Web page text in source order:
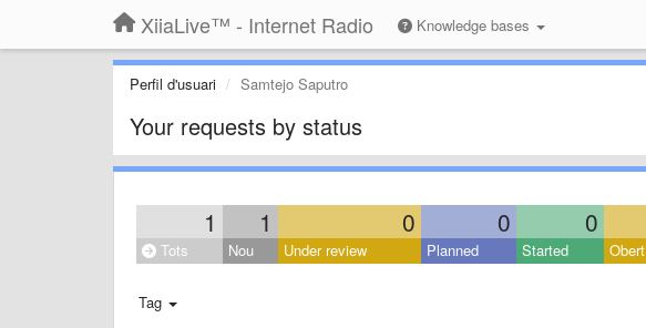
XiiaLive™ - Internet Radio Knowledge bases
Perfil d'usuari Samtejo Saputro
Your requests by status
1 1 0 0 0
Tots Nou Under review Planned Started Obert
Tag